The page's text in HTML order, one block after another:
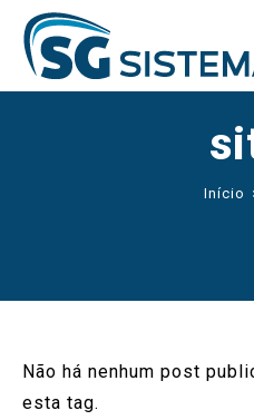
Início
Não há nenhum post
esta tag.